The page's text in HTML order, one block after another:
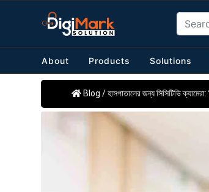
About Products Solutions
Blog / হাসপাতালের জন্য সিসিটিভি